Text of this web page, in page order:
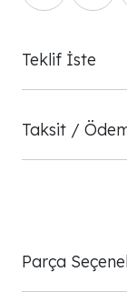
Teklif İste
Taksit /
Parça